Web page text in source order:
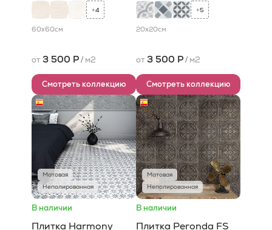
+4
60x60см
от 3 500 Р/ м2
Смотреть коллекцию
+5
20x20см
от 3 500 Р/ м2
Смотреть коллекцию
Матовая
Неполированная
В наличии
Плитка Harmony
Матовая
Неполированная
В наличии
Плитка Peronda FS